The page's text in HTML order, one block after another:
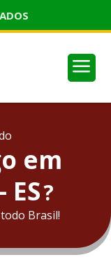
a
em
?
Brasil!